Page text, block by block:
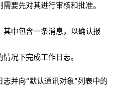
要先对其进行审核和批准。
中包含一条消息，以确认报
况下完成工作日志。
志并向“默认通讯对象”列表中的